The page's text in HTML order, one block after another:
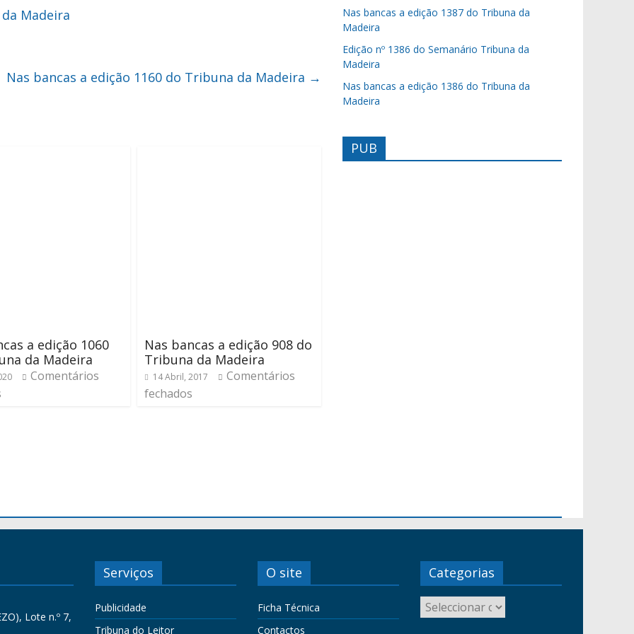
Madeira
Nas bancas a edição 1160 do Tribuna da Madeira →
a edição 1060
da Madeira
Comentários
Nas bancas a edição 908 do
Tribuna da Madeira
14 Abril, 2017
Comentários
fechados
Nas bancas a edição 1387 do Tribuna da
Madeira
Edição nº 1386 do Semanário Tribuna da
Madeira
Nas bancas a edição 1386 do Tribuna da
Madeira
PUB
Lote n.º 7,
Serviços
Publicidade
Tribuna do Leitor
O site
Ficha Técnica
Contactos
Categorias